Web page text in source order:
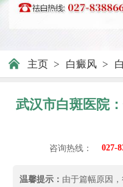
主页 > 白癜风 >
武汉市白斑医院
咨询热线： 027-
温馨提示： 由于篇幅原因